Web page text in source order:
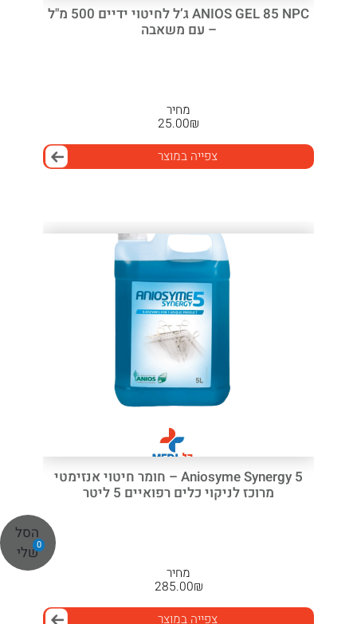
0
הסל
שלי
ANIOS GEL 85 NPC ג’ל לחיטוי ידיים 500 מ"ל
– עם משאבה
מחיר
₪
25.00
צפייה במוצר
Aniosyme Synergy 5 – חומר חיטוי אנזימטי
מרוכז לניקוי כלים רפואיים 5 ליטר
מחיר
₪
285.00
צפייה במוצר